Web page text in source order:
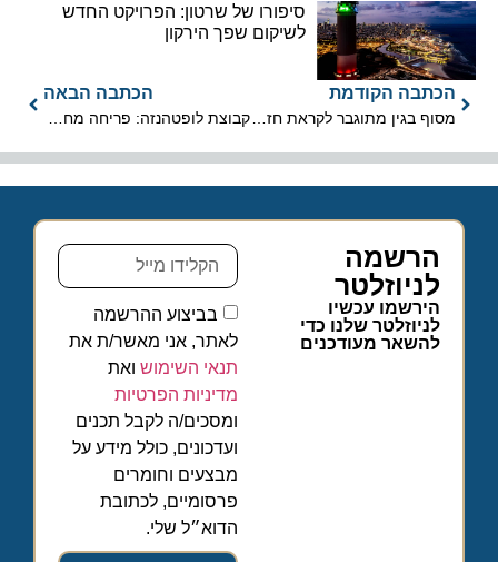
סיפורו של שרטון: הפרויקט החדש
לשיקום שפך הירקון
הכתבה הקודמת
מסוף בגין מתוגבר לקראת חזרתם של הנופשים מסיני
הכתבה הבאה
קבוצת לופטהנזה: פריחה מחודשת של הטיסות לארה"ב
הרשמה
לניוזלטר
הירשמו עכשיו
לניוזלטר שלנו כדי
להשאר מעודכנים
בביצוע ההרשמה
לאתר, אני מאשר/ת את
תנאי השימושואת
מדיניות הפרטיות
ומסכים/ה לקבל תכנים
ועדכונים, כולל מידע על
מבצעים וחומרים
פרסומיים, לכתובת
הדוא״ל שלי.